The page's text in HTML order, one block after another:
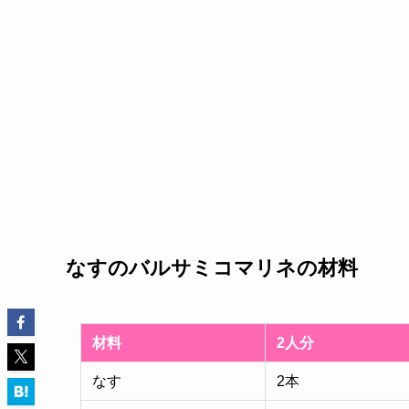
なすのバルサミコマリネの材料
材料 2人分
なす 2本